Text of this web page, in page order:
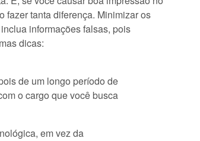
fazer tanta diferença. Minimizar os
informações falsas, pois
dicas:
de um longo período de
o cargo que você busca
em vez da